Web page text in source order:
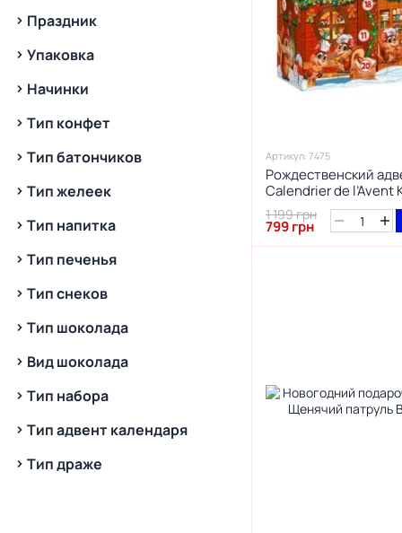
Артикул: 7475
Рождественский
Calendrier de l’Avent
1 199 грн
799 грн
Рик и Морти
Сладкий
Фитнес 1
Щенячий Патруль
Minecraft 1
Pokemon 3
Wednesday
Праздник
Упаковка
Начинки
Тип конфет
Тип батончиков
Тип желеек
Тип напитка
Тип печенья
Тип снеков
Тип шоколада
Вид шоколада
Тип набора
Тип адвент календаря
Тип драже